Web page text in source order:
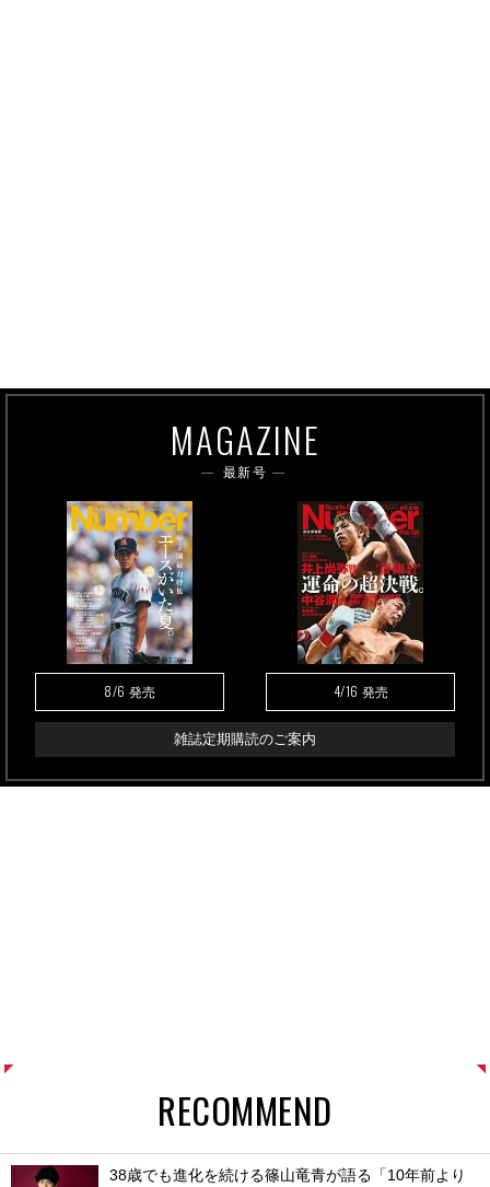
MAGAZINE
最新号
8/6 発売 4/16 発売
雑誌定期購読のご案内
RECOMMEND
38歳でも進化を続ける篠山竜青が語る「10年前より